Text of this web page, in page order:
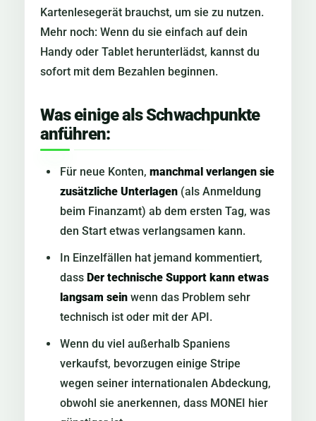
Kartenlesegerät brauchst, um sie zu nutzen.
Mehr noch: Wenn du sie einfach auf dein
Handy oder Tablet herunterlädst, kannst du
sofort mit dem Bezahlen beginnen.
Was einige als Schwachpunkte
anführen:
Für neue Konten, manchmal verlangen sie
zusätzliche Unterlagen (als Anmeldung
beim Finanzamt) ab dem ersten Tag, was
den Start etwas verlangsamen kann.
In Einzelfällen hat jemand kommentiert,
dass Der technische Support kann etwas
langsam sein wenn das Problem sehr
technisch ist oder mit der API.
Wenn du viel außerhalb Spaniens
verkaufst, bevorzugen einige Stripe
wegen seiner internationalen Abdeckung,
obwohl sie anerkennen, dass MONEI hier